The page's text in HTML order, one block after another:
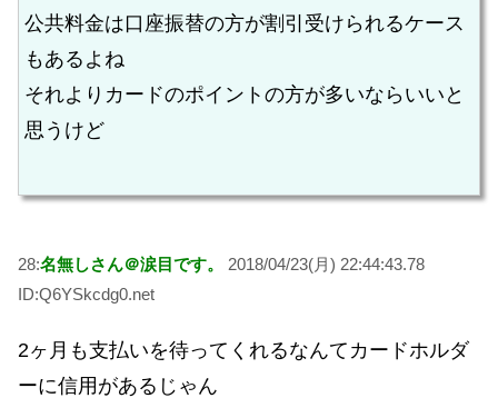
公共料金は口座振替の方が割引受けられるケース
もあるよね
それよりカードのポイントの方が多いならいいと
思うけど
28:名無しさん＠涙目です。
2018/04/23(月) 22:44:43.78
ID:Q6YSkcdg0.net
2ヶ月も支払いを待ってくれるなんてカードホルダ
ーに信用があるじゃん